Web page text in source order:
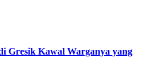
Gresik Kawal Warganya yang